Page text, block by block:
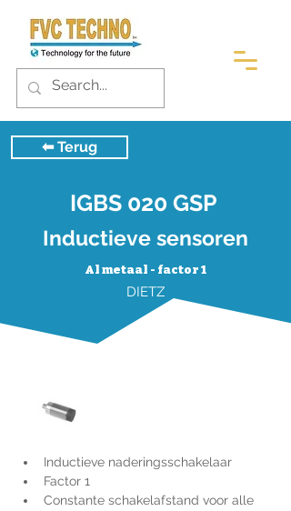
⬅︎ Terug
IGBS 020 GSP
Inductieve sensoren
Al metaal - factor 1
DIETZ
Inductieve naderingsschakelaar
Factor 1
Constante schakelafstand voor alle